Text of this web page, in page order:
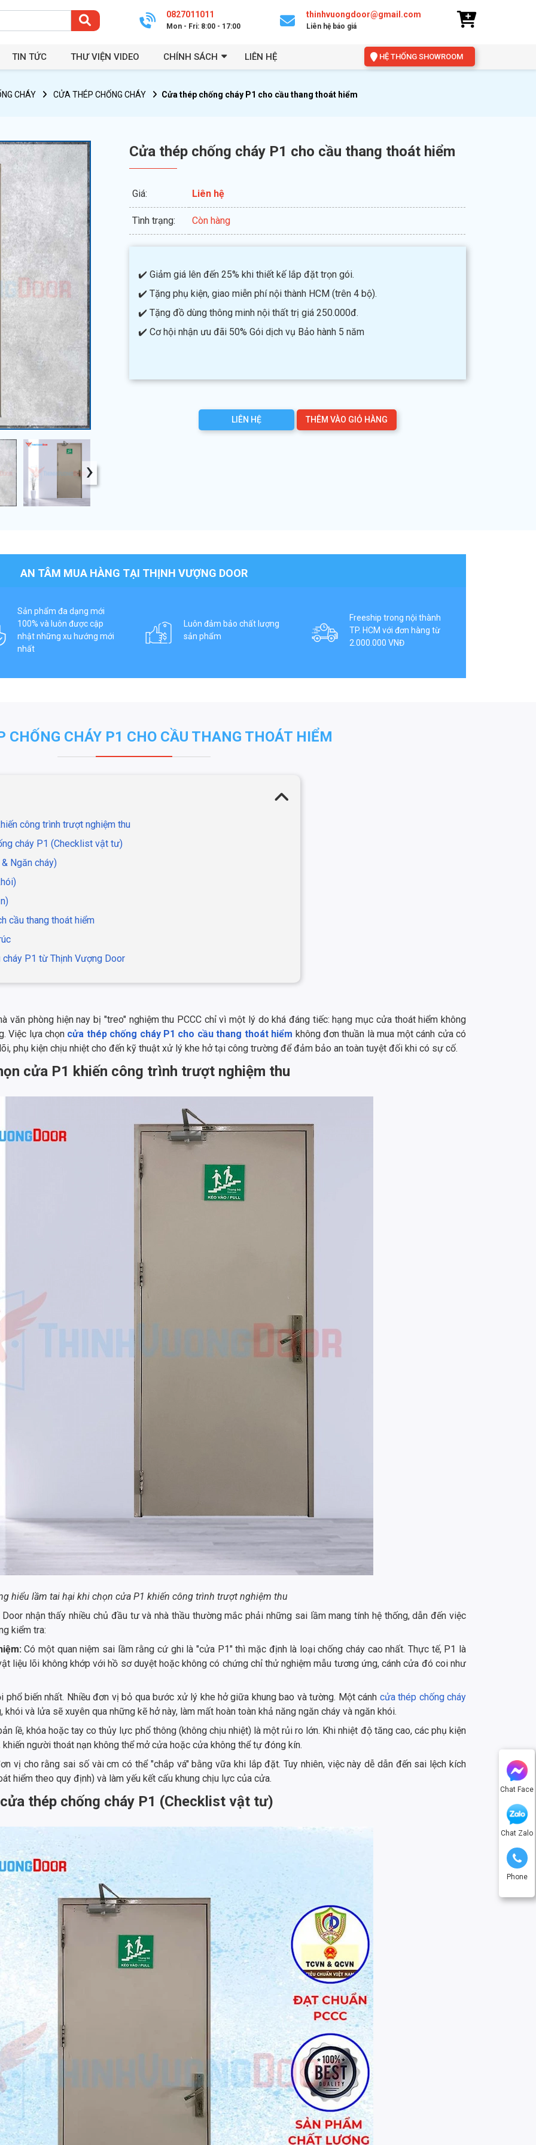
0827011011
Mon - Fri: 8:00 - 17:00
thinhvuongdoor@gmail.com
Liên hệ báo giá
TIN TỨC THƯ VIỆN VIDEO CHÍNH SÁCH LIÊN HỆ HỆ THỐNG SHOWROOM
Chat Face
Chat Zalo
Phone
CHÁY CỬA THÉP CHỐNG CHÁY Cửa thép chống cháy P1 cho cầu thang thoát hiểm
›
Cửa thép chống cháy P1 cho cầu thang thoát hiểm
Giá: Liên hệ
Tình trạng: Còn hàng
✔️ Giảm giá lên đến 25% khi thiết kế lắp đặt trọn gói.
✔️ Tặng phụ kiện, giao miễn phí nội thành HCM (trên 4 bộ).
✔️ Tặng đồ dùng thông minh nội thất trị giá 250.000đ.
✔️ Cơ hội nhận ưu đãi 50% Gói dịch vụ Bảo hành 5 năm
LIÊN HỆ THÊM VÀO GIỎ HÀNG
AN TÂM MUA HÀNG TẠI THỊNH VƯỢNG DOOR
Sản phẩm đa dạng mới
100% và luôn được cập
nhật những xu hướng mới
nhất
Luôn đảm bảo chất lượng
sản phẩm
Freeship trong nội thành
TP. HCM với đơn hàng từ
2.000.000 VNĐ
CHỐNG CHÁY P1 CHO CẦU THANG THOÁT HIỂM
công trình trượt nghiệm thu
cháy P1 (Checklist vật tư)
Ngăn cháy)
cầu thang thoát hiểm
P1 từ Thịnh Vượng Door
văn phòng hiện nay bị "treo" nghiệm thu PCCC chỉ vì một lý do khá đáng tiếc: hạng mục cửa thoát hiểm không
Việc lựa chọn cửa thép chống cháy P1 cho cầu thang thoát hiểm không đơn thuần là mua một cánh cửa có
phụ kiện chịu nhiệt cho đến kỹ thuật xử lý khe hở tại công trường để đảm bảo an toàn tuyệt đối khi có sự cố.
cửa P1 khiến công trình trượt nghiệm thu
hiểu lầm tai hại khi chọn cửa P1 khiến công trình trượt nghiệm thu
nhận thấy nhiều chủ đầu tư và nhà thầu thường mắc phải những sai lầm mang tính hệ thống, dẫn đến việc
kiểm tra:
Có một quan niệm sai lầm rằng cứ ghi là "cửa P1" thì mặc định là loại chống cháy cao nhất. Thực tế, P1 là
liệu lõi không khớp với hồ sơ duyệt hoặc không có chứng chỉ thử nghiệm mẫu tương ứng, cánh cửa đó coi như
phổ biến nhất. Nhiều đơn vị bỏ qua bước xử lý khe hở giữa khung bao và tường. Một cánh cửa thép chống cháy
và lửa sẽ xuyên qua những kẽ hở này, làm mất hoàn toàn khả năng ngăn cháy và ngăn khói.
lề, khóa hoặc tay co thủy lực phổ thông (không chịu nhiệt) là một rủi ro lớn. Khi nhiệt độ tăng cao, các phụ kiện
người thoát nạn không thể mở cửa hoặc cửa không thể tự đóng kín.
vị cho rằng sai số vài cm có thể "chắp vá" bằng vữa khi lắp đặt. Tuy nhiên, việc này dễ dẫn đến sai lệch kích
hiểm theo quy định) và làm yếu kết cấu khung chịu lực của cửa.
thép chống cháy P1 (Checklist vật tư)